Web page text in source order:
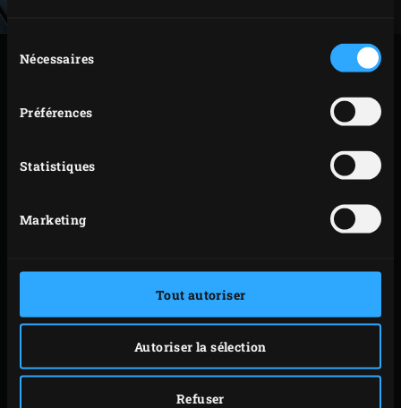
duNécessaires
Préférences
Statistiques
Marketing
Tout autoriser
Autoriser la sélection
Refuser
Mettez le tempeh et l’oignon dans le wok et versez
10 minutes jusqu’à ce que le tempeh soit doré de
refermant le couvercle de l’EGG après chaque
cuire pendant environ 2 minutes, puis ajoutez le